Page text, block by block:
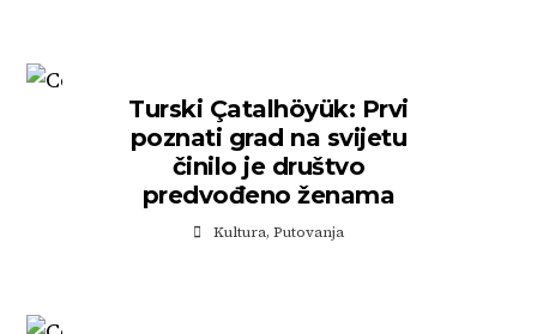
Turski Çatalhöyük: Prvi
poznati grad na svijetu
činilo je društvo
predvođeno ženama
Kultura, Putovanja